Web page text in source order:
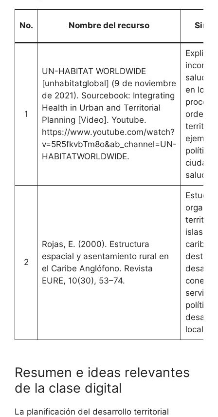
No. Nombre del recurso
1
UN-HABITAT WORLDWIDE
[unhabitatglobal] (9 de noviembre
de 2021). Sourcebook: Integrating
Health in Urban and Territorial
Planning [Video]. Youtube.
https://www.youtube.com/watch?
v=5R5fkvbTm8o&ab_channel=UN-
HABITATWORLDWIDE.
Explica
salud
en los
2
Rojas, E. (2000). Estructura
espacial y asentamiento rural en
el Caribe Anglófono. Revista
EURE, 10(30), 53–74.
Estudio
islas
local.
Resumen e ideas relevantes
de la clase digital
La planificación del desarrollo territorial